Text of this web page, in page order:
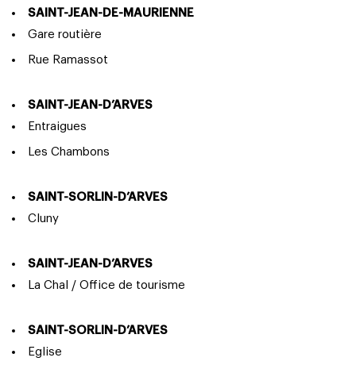
SAINT-JEAN-DE-MAURIENNE
Gare routière
Rue Ramassot
SAINT-JEAN-D’ARVES
Entraigues
Les Chambons
SAINT-SORLIN-D’ARVES
Cluny
SAINT-JEAN-D’ARVES
La Chal / Office de tourisme
SAINT-SORLIN-D’ARVES
Eglise